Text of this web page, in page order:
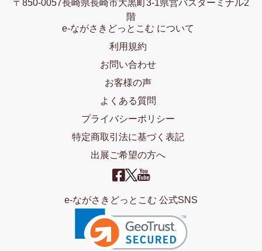
〒850-0057長崎県長崎市大黒町3-1県営バスターミナル2
階
e-ながさきどっとこむ について
利用規約
お問い合わせ
お客様の声
よくある質問
プライバシーポリシー
特定商取引法に基づく表記
出展ご希望の方へ
e-ながさきどっとこむ 公式SNS